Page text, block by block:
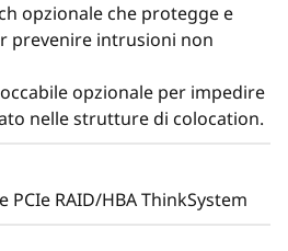
non funziona, i minuti
opzionale che protegge e
prevenire intrusioni non
opzionale per impedire
nelle strutture di colocation.
RAID/HBA ThinkSystem